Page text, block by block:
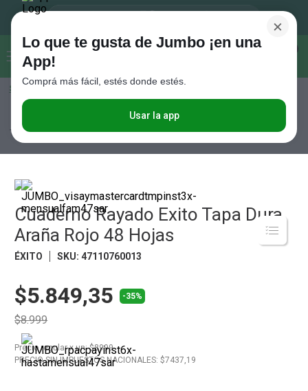
Buscar...
Seleccioná el método de entrega
×
Lo que te gusta de Jumbo ¡en una
App!
Comprá más fácil, estés donde estés.
Usar la app
Cuadernos Escolares
Tapa Dura Araña Rojo 48 Hojas
Cuaderno Rayado Exito Tapa Dura
Araña Rojo 48 Hojas
ÉXITO SKU:47110760013
$5.849,35 -35%
$8.999
Precio regularxun: $8999
PRECIO SIN IMPUESTOS NACIONALES: $7437,19
Términos más buscados
Galletitas
Cerveza
Juguetes
Yerba
Carne
Aceite